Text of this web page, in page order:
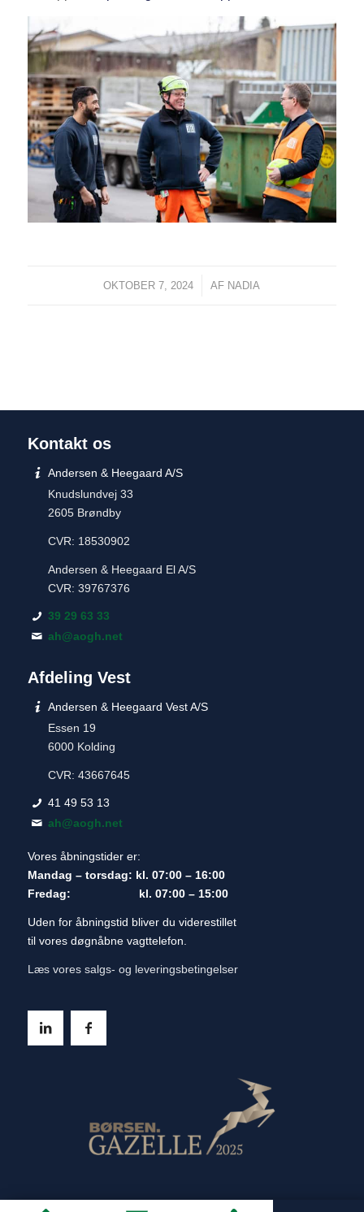
OKTOBER 7, 2024
/ AF NADIA
Kontakt os
Andersen & Heegaard A/S
Knudslundvej 33
2605 Brøndby
CVR: 18530902
Andersen & Heegaard El A/S
CVR: 39767376
39 29 63 33
ah@aogh.net
Afdeling Vest
Andersen & Heegaard Vest A/S
Essen 19
6000 Kolding
CVR: 43667645
41 49 53 13
ah@aogh.net
Vores åbningstider er:
Mandag – torsdag: kl. 07:00 – 16:00
Fredag: kl. 07:00 – 15:00
Uden for åbningstid bliver du viderestillet
til vores døgnåbne vagttelefon.
Læs vores salgs- og leveringsbetingelser